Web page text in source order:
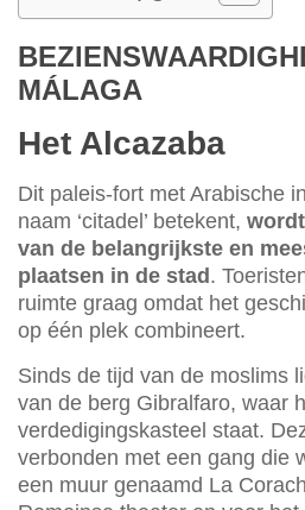
MÁLAGA
Het Alcazaba
Dit paleis-fort met Arabische
naam ‘citadel’ betekent,
van de belangrijkste en
plaatsen in de stad .
ruimte graag omdat het
op één plek combineert.
Sinds de tijd van de moslims
van de berg Gibralfaro, waar
verdedigingskasteel staat.
verbonden met een gang die
een muur genaamd La